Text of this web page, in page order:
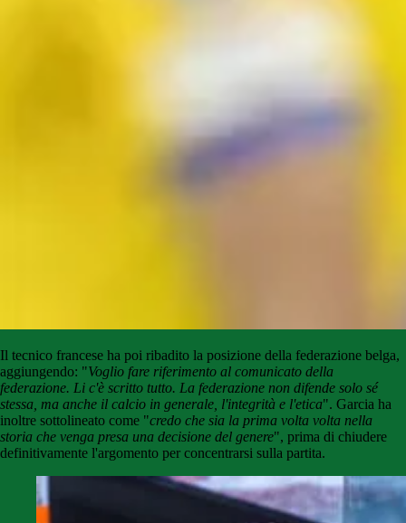
Il tecnico francese ha poi ribadito la posizione della federazione belga,
aggiungendo: "Voglio fare riferimento al comunicato della
federazione. Li c'è scritto tutto. La federazione non difende solo sé
stessa, ma anche il calcio in generale, l'integrità e l'etica". Garcia ha
inoltre sottolineato come "credo che sia la prima volta volta nella
storia che venga presa una decisione del genere", prima di chiudere
definitivamente l'argomento per concentrarsi sulla partita.